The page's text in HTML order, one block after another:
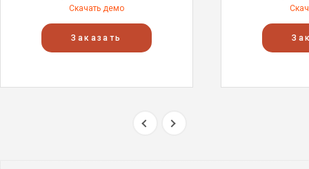
Скачать демо
Заказать